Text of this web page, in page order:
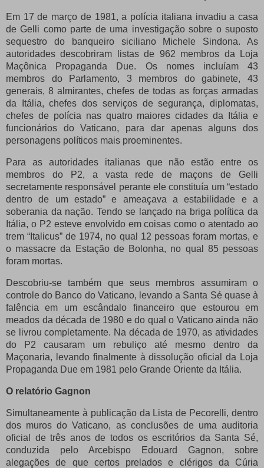
Em 17 de março de 1981, a polícia italiana invadiu a casa
de Gelli como parte de uma investigação sobre o suposto
sequestro do banqueiro siciliano Michele Sindona. As
autoridades descobriram listas de 962 membros da Loja
Maçônica Propaganda Due. Os nomes incluíam 43
membros do Parlamento, 3 membros do gabinete, 43
generais, 8 almirantes, chefes de todas as forças armadas
da Itália, chefes dos serviços de segurança, diplomatas,
chefes de polícia nas quatro maiores cidades da Itália e
funcionários do Vaticano, para dar apenas alguns dos
personagens políticos mais proeminentes.
Para as autoridades italianas que não estão entre os
membros do P2, a vasta rede de maçons de Gelli
secretamente responsável perante ele constituía um “estado
dentro de um estado” e ameaçava a estabilidade e a
soberania da nação. Tendo se lançado na briga política da
Itália, o P2 esteve envolvido em coisas como o atentado ao
trem “Italicus” de 1974, no qual 12 pessoas foram mortas, e
o massacre da Estação de Bolonha, no qual 85 pessoas
foram mortas.
Descobriu-se também que seus membros assumiram o
controle do Banco do Vaticano, levando a Santa Sé quase à
falência em um escândalo financeiro que estourou em
meados da década de 1980 e do qual o Vaticano ainda não
se livrou completamente. Na década de 1970, as atividades
do P2 causaram um rebuliço até mesmo dentro da
Maçonaria, levando finalmente à dissolução oficial da Loja
Propaganda Due em 1981 pelo Grande Oriente da Itália.
O relatório Gagnon
Simultaneamente à publicação da Lista de Pecorelli, dentro
dos muros do Vaticano, as conclusões de uma auditoria
oficial de três anos de todos os escritórios da Santa Sé,
conduzida pelo Arcebispo Edouard Gagnon, sobre
alegações de que certos prelados e clérigos da Cúria